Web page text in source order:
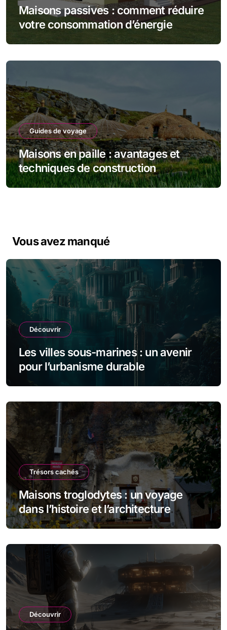
Maisons passives : comment réduire
votre consommation d’énergie
Guides de voyage
Maisons en paille : avantages et
techniques de construction
Vous avez manqué
Découvrir
Les villes sous-marines : un avenir
pour l’urbanisme durable
Trésors cachés
Maisons troglodytes : un voyage
dans l’histoire et l’architecture
souterraine
Découvrir